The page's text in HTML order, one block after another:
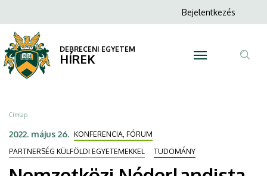
Néderlandista
Konferencia
DEBRECENI
EGYETEM
a
tartalomra
Anonim
menüje
Bejelentkezés
DEBRECENI EGYETEM
HÍREK
Morzsa
Címlap
2022. május 26. KONFERENCIA, FÓRUM
PARTNERSÉG KÜLFÖLDI EGYETEMEKKEL
TUDOMÁNY